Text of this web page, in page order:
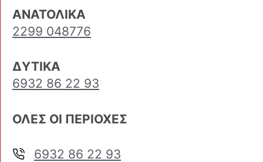
ΑΝΑΤΟΛΙΚΑ
2299 048776
ΔΥΤΙΚΑ
6932 86 22 93
ΟΛΕΣ ΟΙ ΠΕΡΙΟΧΕΣ
6932 86 22 93